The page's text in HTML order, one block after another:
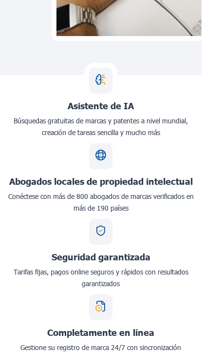
Asistente de IA
Búsquedas gratuitas de marcas y patentes a nivel mundial,
creación de tareas sencilla y mucho más
Abogados locales de propiedad intelectual
Conéctese con más de 800 abogados de marcas verificados en
más de 190 países
Seguridad garantizada
Tarifas fijas, pagos online seguros y rápidos con resultados
garantizados
Completamente en línea
Gestione su registro de marca 24/7 con sincronización